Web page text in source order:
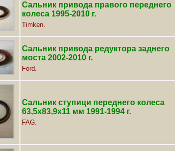
Сальник привода правого переднего
колеса 1995-2010 г.
Timken.
Сальник привода редуктора заднего
моста 2002-2010 г.
Ford.
Сальник ступици переднего колеса
63,5х83,9х11 мм 1991-1994 г.
FAG.